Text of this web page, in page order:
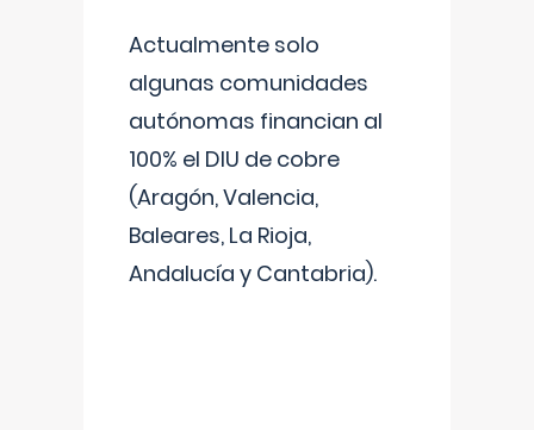
Actualmente solo
algunas comunidades
autónomas financian al
100% el DIU de cobre
(Aragón, Valencia,
Baleares, La Rioja,
Andalucía y Cantabria).